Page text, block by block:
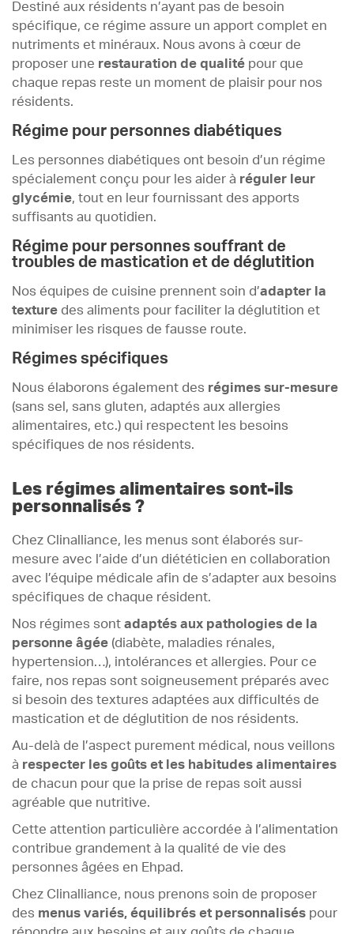
Destiné aux résidents n’ayant pas de besoin
spécifique, ce régime assure un apport complet en
nutriments et minéraux. Nous avons à cœur de
proposer une restauration de qualité pour que
chaque repas reste un moment de plaisir pour nos
résidents.
Régime pour personnes diabétiques
Les personnes diabétiques ont besoin d’un régime
spécialement conçu pour les aider à réguler leur
glycémie, tout en leur fournissant des apports
suffisants au quotidien.
Régime pour personnes souffrant de
troubles de mastication et de déglutition
Nos équipes de cuisine prennent soin d’adapter la
texture des aliments pour faciliter la déglutition et
minimiser les risques de fausse route.
Régimes spécifiques
Nous élaborons également des régimes sur-mesure
(sans sel, sans gluten, adaptés aux allergies
alimentaires, etc.) qui respectent les besoins
spécifiques de nos résidents.
Les régimes alimentaires sont-ils
personnalisés ?
Chez Clinalliance, les menus sont élaborés sur-
mesure avec l’aide d’un diététicien en collaboration
avec l’équipe médicale afin de s’adapter aux besoins
spécifiques de chaque résident.
Nos régimes sont adaptés aux pathologies de la
personne âgée (diabète, maladies rénales,
hypertension…), intolérances et allergies. Pour ce
faire, nos repas sont soigneusement préparés avec
si besoin des textures adaptées aux difficultés de
mastication et de déglutition de nos résidents.
Au-delà de l’aspect purement médical, nous veillons
à respecter les goûts et les habitudes alimentaires
de chacun pour que la prise de repas soit aussi
agréable que nutritive.
Cette attention particulière accordée à l’alimentation
contribue grandement à la qualité de vie des
personnes âgées en Ehpad.
Chez Clinalliance, nous prenons soin de proposer
des menus variés, équilibrés et personnalisés pour